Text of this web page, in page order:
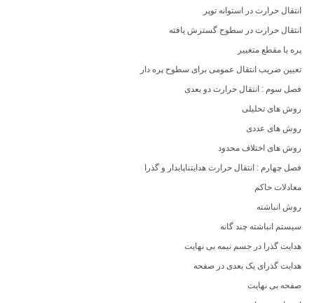
انتقال حرارت در استوانه توپر
انتقال حرارت در سطوح گسترش یافته
پره با مقطع متغییر
تعیین ضریب انتقال عمومی برای سطوح پره دار
فصل سوم : انتقال حرارت دو بعدی
روش های تحلیلی
روش های عددی
روش های اختلاف محدود
فصل چهارم : انتقال حرارت هدایتناپایدار و گذرا
معادلات حاکم
روش انباشته
سیستم انباشته چند گانه
هدایت گذرا در جسم نیمه بی نهایت
هدایت گذرای یک بعدی در صفحه
صفحه بی نهایت